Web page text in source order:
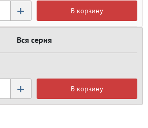
+ В корзину
Вся серия
+ В корзину